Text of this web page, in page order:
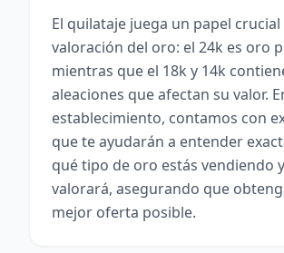
El quilataje juega un papel crucial
valoración del oro: el 24k es oro
mientras que el 18k y 14k
aleaciones que afectan su valor.
establecimiento, contamos con
que te ayudarán a entender
qué tipo de oro estás vendiendo
valorará, asegurando que
mejor oferta posible.